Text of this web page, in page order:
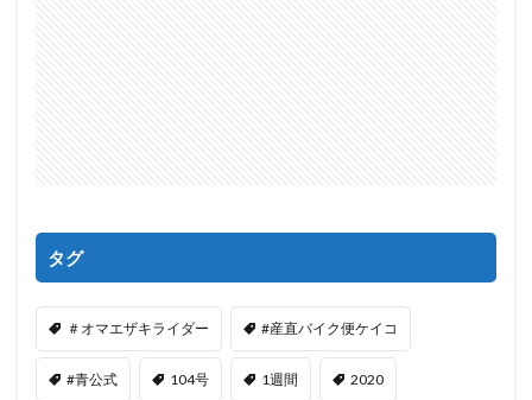
タグ
＃オマエザキライダー #産直バイク便ケイコ
#青公式 104号 1週間 2020